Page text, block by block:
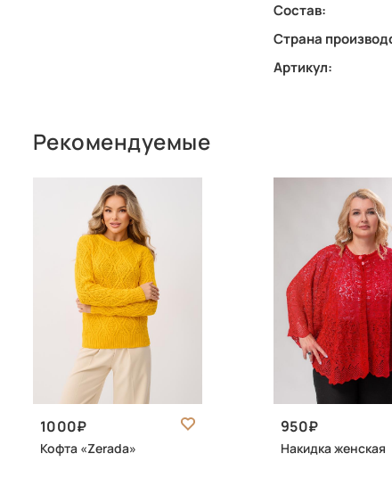
Состав:
Страна
Артикул:
Рекомендуемые
1000
Кофта «Zerada»
950
Накидка женская